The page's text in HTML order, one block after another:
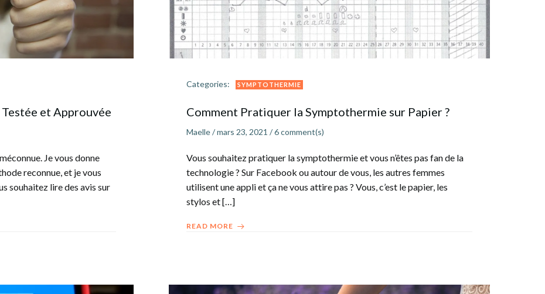
et Approuvée
Je vous donne
reconnue, et je vous
souhaitez lire des avis sur
Categories: SYMPTOTHERMIE
Comment Pratiquer la Symptothermie sur Papier ?
Maelle/mars 23, 2021 /6comment(s)
Vous souhaitez pratiquer la symptothermie et vous n’êtes pas fan de la
technologie ? Sur Facebook ou autour de vous, les autres femmes
utilisent une appli et ça ne vous attire pas ? Vous, c’est le papier, les
stylos et […]
READ MORE